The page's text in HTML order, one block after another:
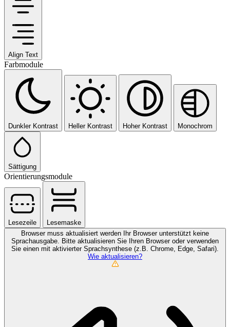
Align Text
Farbmodule
Dunkler Kontrast Heller Kontrast Hoher Kontrast Monochrom
Sättigung
Orientierungsmodule
Lesezeile
Lesemaske
Browser muss aktualisiert werden
Ihr Browser unterstützt keine
Sprachausgabe. Bitte aktualisieren Sie Ihren Browser oder verwenden
Sie einen mit aktivierter Sprachsynthese (z.B. Chrome, Edge, Safari).
Wie aktualisieren?